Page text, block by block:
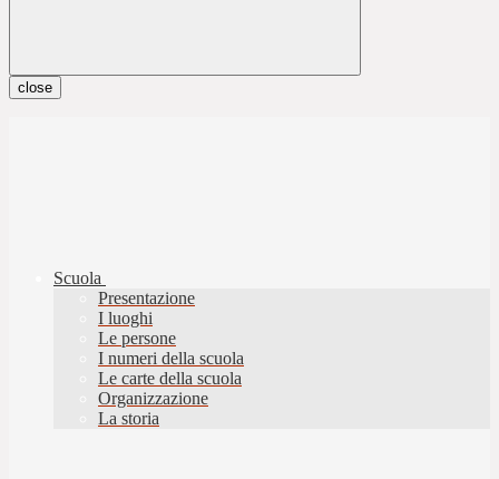
close
Scuola
Presentazione
I luoghi
Le persone
I numeri della scuola
Le carte della scuola
Organizzazione
La storia